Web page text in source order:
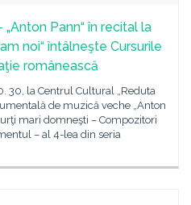
Pann“ în recital la
noi“ întâlneşte Cursurile
românească
30, la Centrul Cultural „Reduta
de muzică veche „Anton
mari domneşti – Compozitori
– al 4-lea din seria